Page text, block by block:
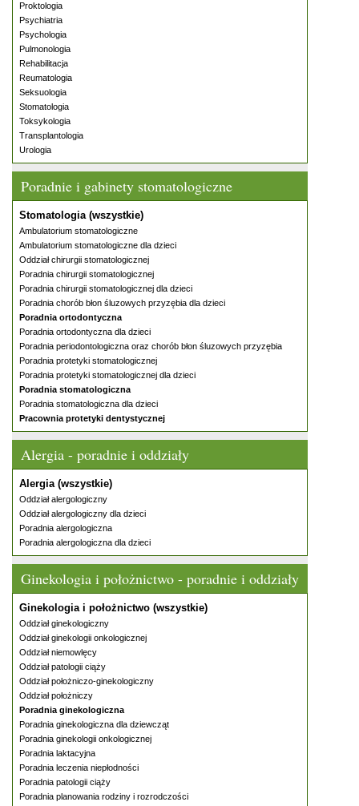
Proktologia
Psychiatria
Psychologia
Pulmonologia
Rehabilitacja
Reumatologia
Seksuologia
Stomatologia
Toksykologia
Transplantologia
Urologia
Poradnie i gabinety stomatologiczne
Stomatologia (wszystkie)
Ambulatorium stomatologiczne
Ambulatorium stomatologiczne dla dzieci
Oddział chirurgii stomatologicznej
Poradnia chirurgii stomatologicznej
Poradnia chirurgii stomatologicznej dla dzieci
Poradnia chorób błon śluzowych przyzębia dla dzieci
Poradnia ortodontyczna
Poradnia ortodontyczna dla dzieci
Poradnia periodontologiczna oraz chorób błon śluzowych przyzębia
Poradnia protetyki stomatologicznej
Poradnia protetyki stomatologicznej dla dzieci
Poradnia stomatologiczna
Poradnia stomatologiczna dla dzieci
Pracownia protetyki dentystycznej
Alergia - poradnie i oddziały
Alergia (wszystkie)
Oddział alergologiczny
Oddział alergologiczny dla dzieci
Poradnia alergologiczna
Poradnia alergologiczna dla dzieci
Ginekologia i położnictwo - poradnie i oddziały
Ginekologia i położnictwo (wszystkie)
Oddział ginekologiczny
Oddział ginekologii onkologicznej
Oddział niemowlęcy
Oddział patologii ciąży
Oddział położniczo-ginekologiczny
Oddział położniczy
Poradnia ginekologiczna
Poradnia ginekologiczna dla dziewcząt
Poradnia ginekologii onkologicznej
Poradnia laktacyjna
Poradnia leczenia niepłodności
Poradnia patologii ciąży
Poradnia planowania rodziny i rozrodczości